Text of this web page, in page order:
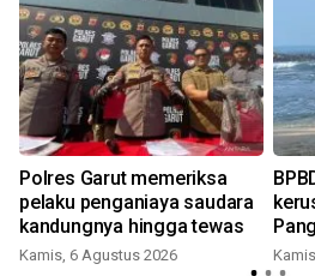
Polres Garut memeriksa
pelaku penganiaya saudara
kandungnya hingga tewas
Kamis, 6 Agustus 2026